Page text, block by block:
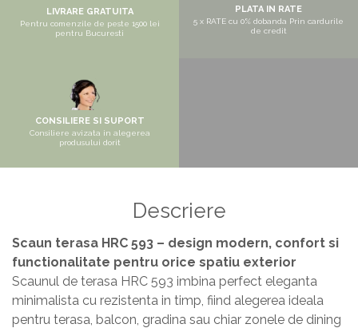
Mese gradinita
Scaune gradinita
Mobilier copii
Mobila camera copii
Scaune birou pentru copii
LIVRARE GRATUITA
Pentru comenzile de peste 1500 lei
pentru Bucuresti
PLATA IN RATE
5 x RATE cu 0% dobanda Prin cardurile
de credit
CONSILIERE SI SUPORT
Consiliere avizata in alegerea
produsului dorit
Descriere
Scaun terasa HRC 593 – design modern, confort si
functionalitate pentru orice spatiu exterior
Scaunul de terasa HRC 593 imbina perfect eleganta
minimalista cu rezistenta in timp, fiind alegerea ideala
pentru terasa, balcon, gradina sau chiar zonele de dining